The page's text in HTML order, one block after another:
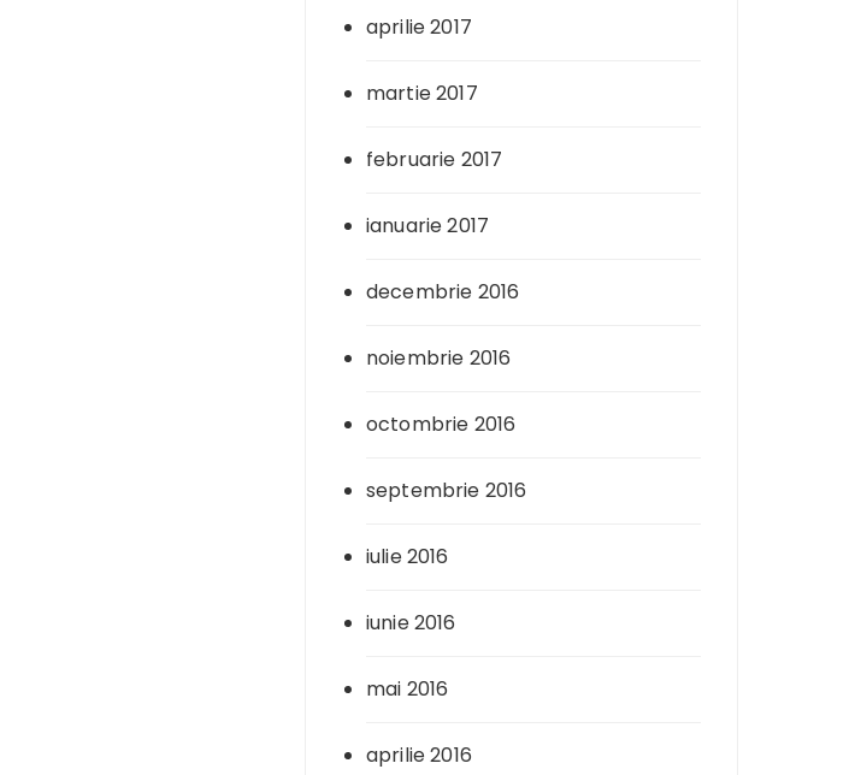
aprilie 2017
martie 2017
februarie 2017
ianuarie 2017
decembrie 2016
noiembrie 2016
octombrie 2016
septembrie 2016
iulie 2016
iunie 2016
mai 2016
aprilie 2016